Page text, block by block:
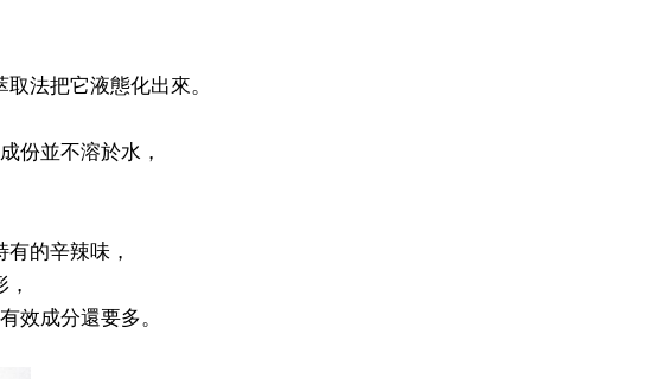
法把它液態化出來。
份並不溶於水，
的辛辣味，
效成分還要多。